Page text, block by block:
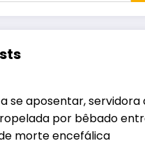
se aposentar, servidora
por bêbado
morte encefálica